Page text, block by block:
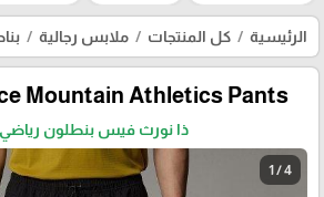
الرئيسية كل المنتجات ملابس رجالية
Mountain Athletics Pants
ذا نورث فيس بنطلون
1 / 4